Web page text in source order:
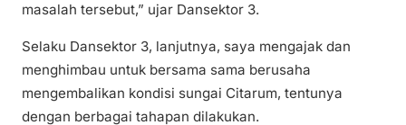
masalah tersebut,” ujar Dansektor 3.
Selaku Dansektor 3, lanjutnya, saya mengajak dan
menghimbau untuk bersama sama berusaha
mengembalikan kondisi sungai Citarum, tentunya
dengan berbagai tahapan dilakukan.